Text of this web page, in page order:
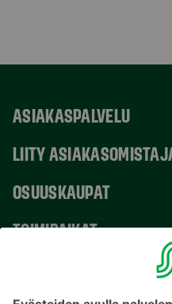
ASIAKASPALVELU
LIITY
OSUUSKAUPAT
TOIMIPAIKAT